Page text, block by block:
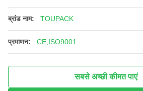
ब्रांड नाम: TOUPACK
प्रमाणन: CE,ISO9001
सबसे अच्छी कीमत पाएं